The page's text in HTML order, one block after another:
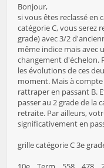
Bonjour,
si vous êtes reclassé en
catégorie C, vous serez
grade) avec 3/2
même indice mais avec
changement d'échelon.
les évolutions de ces
moment. Mais à
rattraper en passant B.
passer au 2 grade de la
retraite. Par ailleurs,
significativement en
grille catégorie C 3e